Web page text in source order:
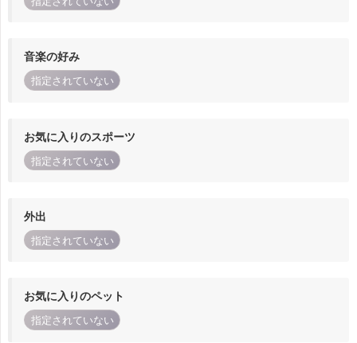
音楽の好み
指定されていない
お気に入りのスポーツ
指定されていない
外出
指定されていない
お気に入りのペット
指定されていない